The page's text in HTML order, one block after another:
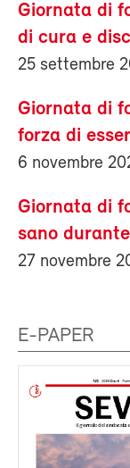
Giornata di
di cura e
25 settembre
Giornata di
forza di
6 novembre
Giornata di
sano
27 novembre
E-PAPER